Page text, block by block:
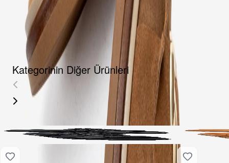
TAKSIT SEÇENEKLERI
YORUMLAR
AKSESUARLAR
Kategorinin Diğer Ürünleri